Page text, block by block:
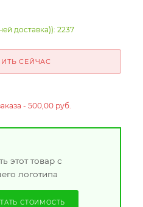
доставка)): 2237
СЕЙЧАС
- 500,00 руб.
этот товар с
логотипа
СТОИМОСТЬ